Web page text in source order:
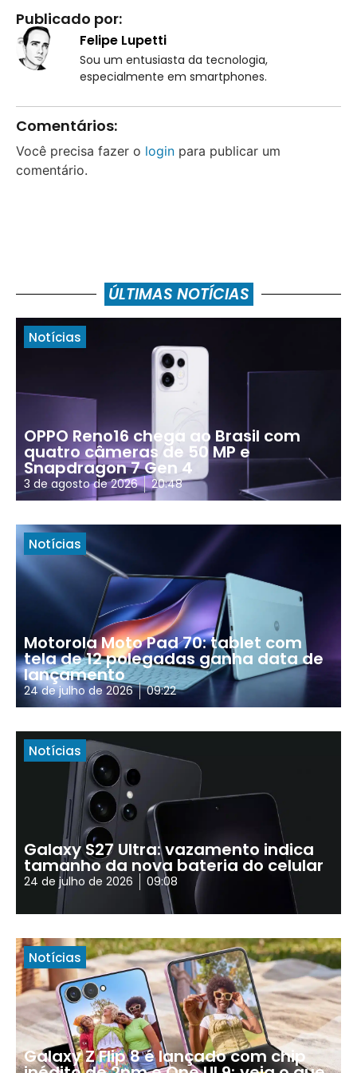
Publicado por:
Felipe Lupetti
Sou um entusiasta da tecnologia,
especialmente em smartphones.
Comentários:
Você precisa fazer o login para publicar um
comentário.
ÚLTIMAS NOTÍCIAS
Notícias
OPPO Reno16 chega ao Brasil com
quatro câmeras de 50 MP e
Snapdragon 7 Gen 4
3 de agosto de 2026 20:48
Notícias
Motorola Moto Pad 70: tablet com
tela de 12 polegadas ganha data de
lançamento
24 de julho de 2026 09:22
Notícias
Galaxy S27 Ultra: vazamento indica
tamanho da nova bateria do celular
24 de julho de 2026 09:08
Notícias
Galaxy Z Flip 8 é lançado com chip